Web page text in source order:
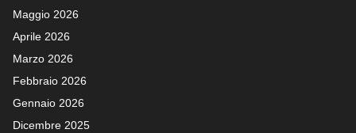
Maggio 2026
Aprile 2026
Marzo 2026
Febbraio 2026
Gennaio 2026
Dicembre 2025